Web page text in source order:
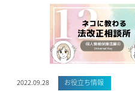
2022.09.28 お役立ち情報